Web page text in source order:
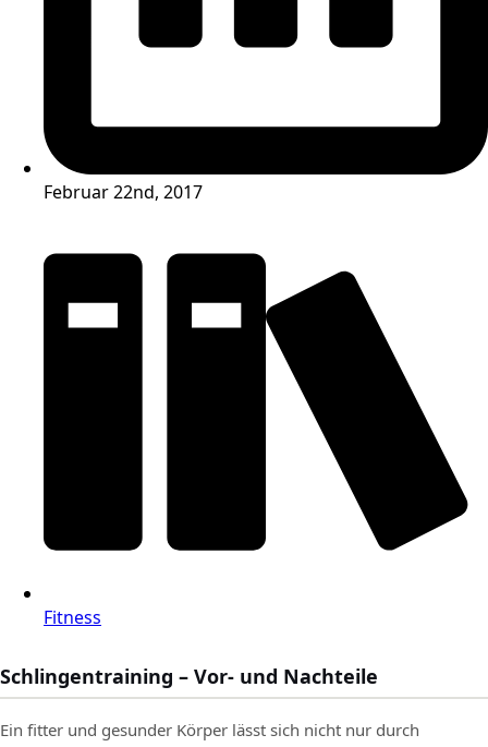
Februar 22nd, 2017
Fitness
Schlingentraining – Vor- und Nachteile
Ein fitter und gesunder Körper lässt sich nicht nur durch